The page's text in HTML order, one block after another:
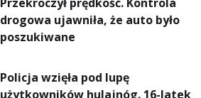
drogowa ujawniła, że auto było
poszukiwane
Policja wzięła pod lupę
użytkowników hulajnóg. 16-latek